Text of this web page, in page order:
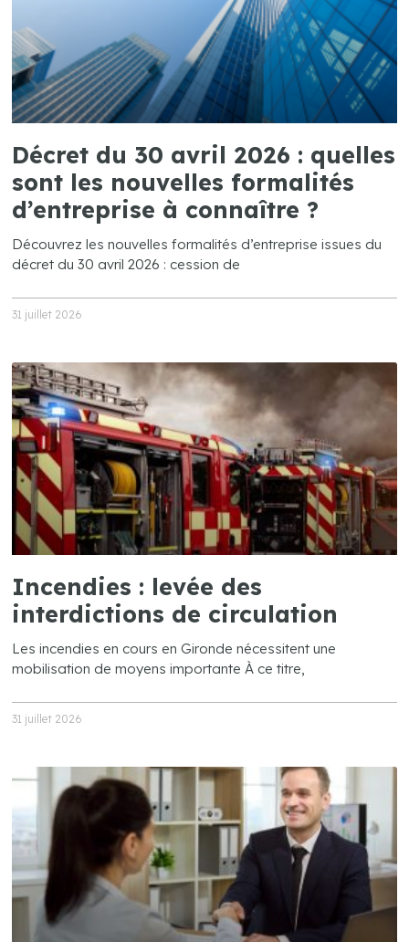
Décret du 30 avril 2026 : quelles
sont les nouvelles formalités
d’entreprise à connaître ?
Découvrez les nouvelles formalités d’entreprise issues du
décret du 30 avril 2026 : cession de
31 juillet 2026
Incendies : levée des
interdictions de circulation
Les incendies en cours en Gironde nécessitent une
mobilisation de moyens importante À ce titre,
31 juillet 2026